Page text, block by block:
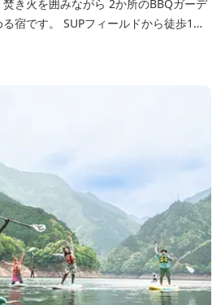
き火を囲みながら 2か所のBBQガーデ
宿です。 SUPフィールドから徒歩1
ティビティも満喫したい方へ。